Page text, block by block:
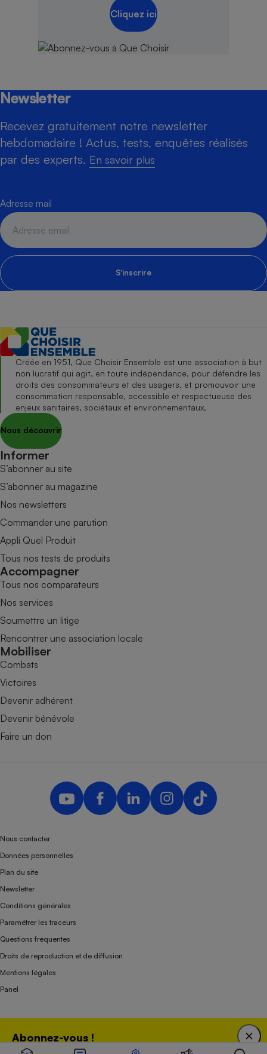
Cliquez ici
Newsletter
Recevez gratuitement notre newsletter
hebdomadaire ! Actus, tests, enquêtes réalisés
par des experts. En savoir plus
Adresse mail
S'inscrire
Abonnez-vous !
Créée en 1951, Que Choisir Ensemble est une association à but
non lucratif qui agit, en toute indépendance, pour défendre les
droits des consommateurs et des usagers, et promouvoir une
consommation responsable, accessible et respectueuse des
enjeux sanitaires, sociétaux et environnementaux.
Nous découvrir
Informer
S’abonner au site
S’abonner au magazine
Nos newsletters
Commander une parution
Appli Quel Produit
Tous nos tests de produits
Accompagner
Tous nos comparateurs
Nos services
Soumettre un litige
Rencontrer une association locale
Mobiliser
Combats
Victoires
Devenir adhérent
Devenir bénévole
Faire un don
Nous contacter
Données personnelles
Plan du site
Newsletter
Conditions générales
Paramétrer les traceurs
Questions fréquentes
Droits de reproduction et de diffusion
Mentions légales
Panel
Association indépendante de l’État, des syndicats, des producteurs et des
distributeurs depuis 1951.